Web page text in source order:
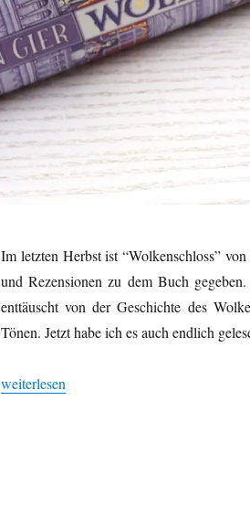
Im letzten Herbst ist “Wolkenschloss”
und Rezensionen zu dem Buch
enttäuscht von der Geschichte des
Tönen. Jetzt habe ich es auch endlich
„Wolkenschloss von Kerstin Gier“
weiterlesen